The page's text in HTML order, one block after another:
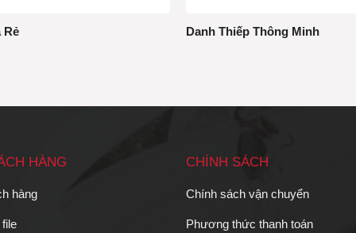
Rẻ Danh Thiếp Thông Minh
HÀNG
hàng
CHÍNH SÁCH
Chính sách vận chuyển
Phương thức thanh toán